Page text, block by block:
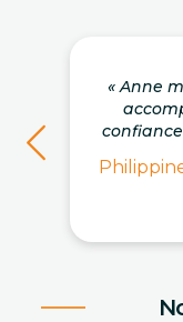
« Anne
confiance